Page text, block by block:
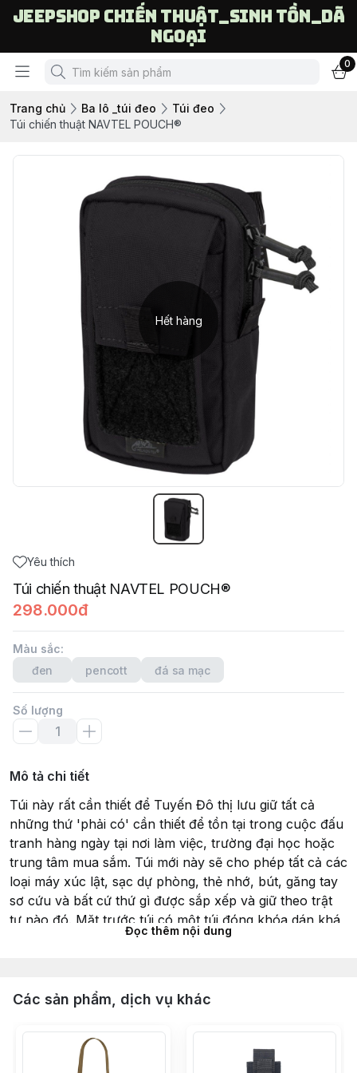
Jeepshop chiến thuật_sinh tồn_dã
ngoại
0
Trang chủ Ba lô _túi đeo
Túi đeo
Túi chiến thuật NAVTEL POUCH®
Hết hàng
Yêu thích
Túi chiến thuật NAVTEL POUCH®
298.000đ
Màu sắc:
đen
pencott đá sa mạc
Số lượng
Mô tả chi tiết
Túi này rất cần thiết để Tuyến Đô thị lưu giữ tất cả
những thứ 'phải có' cần thiết để tồn tại trong cuộc đấu
tranh hàng ngày tại nơi làm việc, trường đại học hoặc
trung tâm mua sắm. Túi mới này sẽ cho phép tất cả các
loại máy xúc lật, sạc dự phòng, thẻ nhớ, bút, găng tay
sơ cứu và bất cứ thứ gì được sắp xếp và giữ theo trật
tự nào đó. Mặt trước túi có một túi đóng khóa dán khá
lớn để đựng điện thoại thông minh cỡ lớn hoặc ổ đĩa
được buộc chặt bằng khóa dán. Nó có thể được tháo
khoác) hoặc được vô hiệu hóa bằng bảng khóa Velcro
vòng để tránh bị vướng vào các thiết bị khác.
Đọc thêm nội dung
Các sản phẩm, dịch vụ khác